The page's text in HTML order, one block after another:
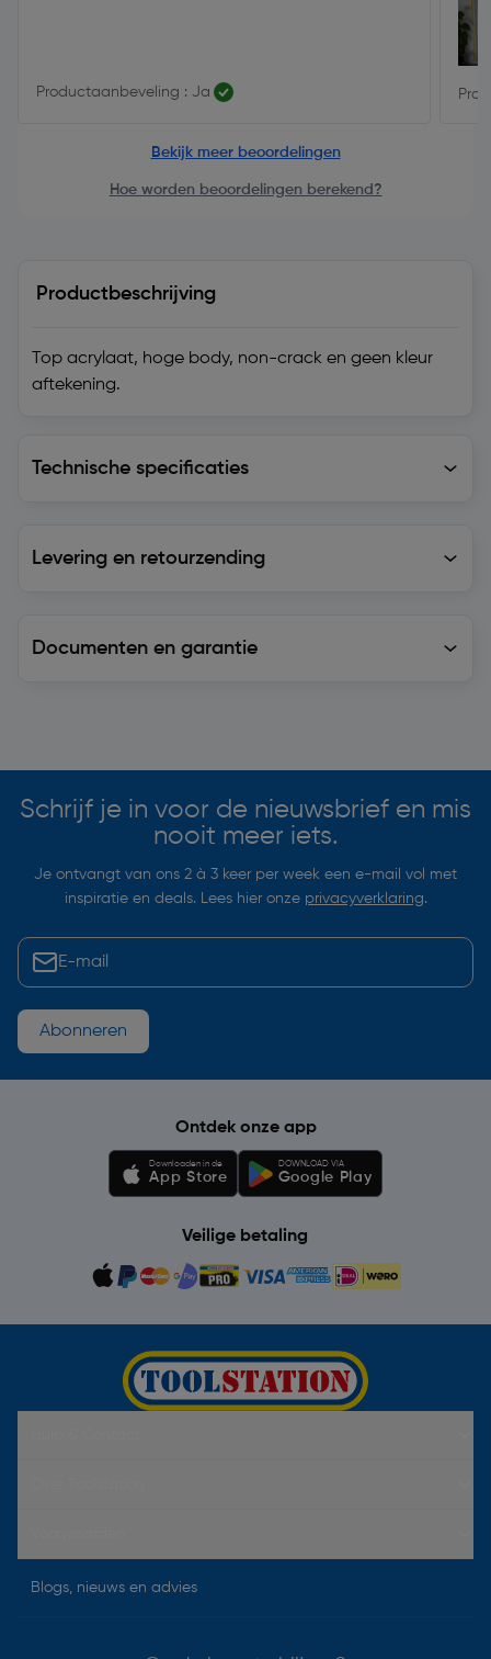
Productaanbeveling : Ja
Bekijk meer beoordelingen
Hoe worden beoordelingen berekend?
Productbeschrijving
Top acrylaat, hoge body, non-crack en geen kleur
aftekening.
Technische specificaties
Levering en retourzending
Documenten en garantie
Schrijf je in voor de nieuwsbrief en mis
nooit meer iets.
Je ontvangt van ons 2 à 3 keer per week een e-mail vol met
inspiratie en deals. Lees hier onze privacyverklaring.
Abonneren
Ontdek onze app
Downloaden in de
App Store
DOWNLOAD VIA
Google Play
Veilige betaling
Blogs, nieuws en advies